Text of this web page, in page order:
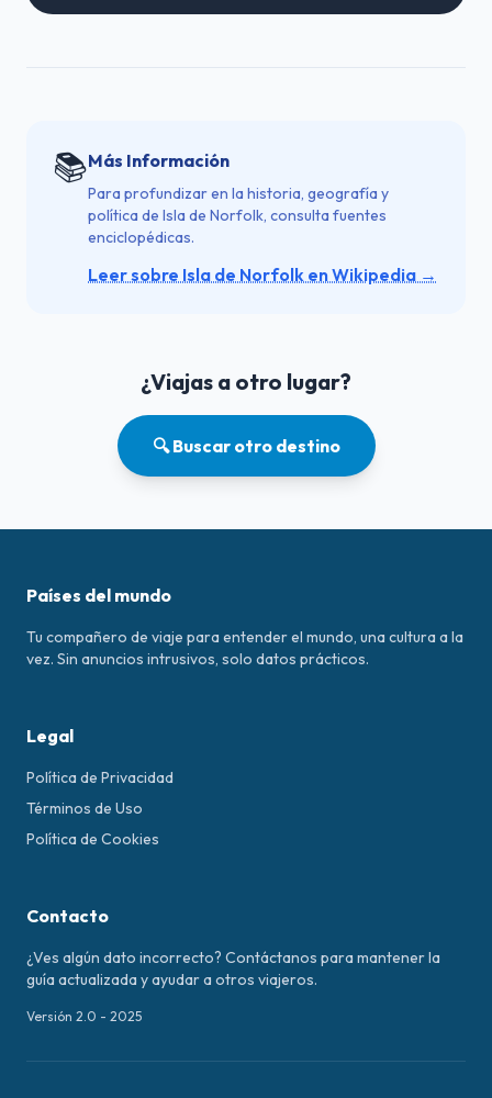
📚Más Información
Para profundizar en la historia, geografía y
política de Isla de Norfolk, consulta fuentes
enciclopédicas.
Leer sobre Isla de Norfolk en Wikipedia →
¿Viajas a otro lugar?
🔍 Buscar otro destino
Países del mundo
Tu compañero de viaje para entender el mundo, una cultura a la
vez. Sin anuncios intrusivos, solo datos prácticos.
Legal
Política de Privacidad
Términos de Uso
Política de Cookies
Contacto
¿Ves algún dato incorrecto? Contáctanos para mantener la
guía actualizada y ayudar a otros viajeros.
Versión 2.0 - 2025